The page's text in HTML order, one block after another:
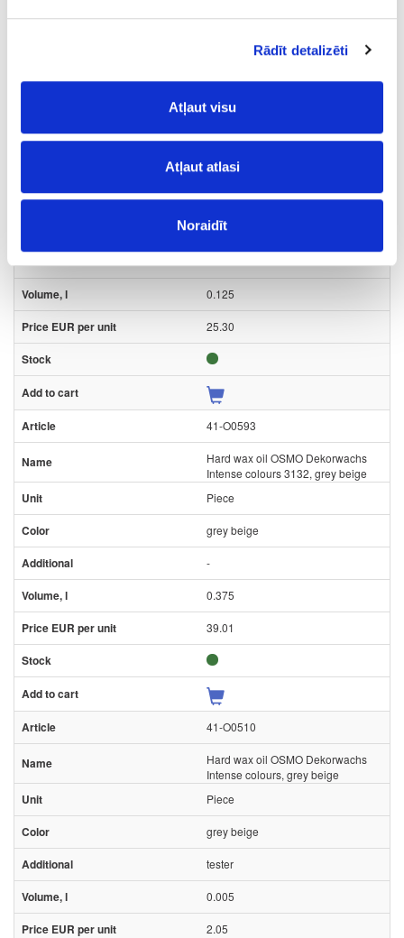
Rādīt detalizēti
Atļaut visu
Atļaut atlasi
Noraidīt
Share product link
Intense colours, grey beige
Piece
grey beige
0.125
25.30
41-O0593
Hard wax oil OSMO Dekorwachs
Intense colours 3132, grey beige
Piece
grey beige
-
0.375
39.01
41-O0510
Hard wax oil OSMO Dekorwachs
Intense colours, grey beige
Piece
grey beige
tester
0.005
2.05